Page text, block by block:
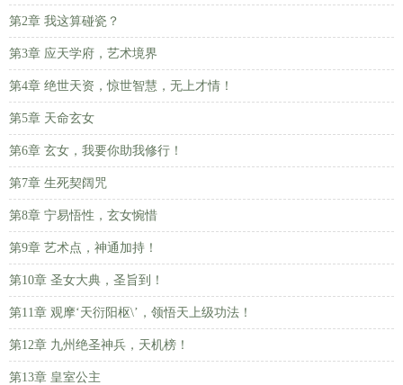
第2章 我这算碰瓷？
第3章 应天学府，艺术境界
第4章 绝世天资，惊世智慧，无上才情！
第5章 天命玄女
第6章 玄女，我要你助我修行！
第7章 生死契阔咒
第8章 宁易悟性，玄女惋惜
第9章 艺术点，神通加持！
第10章 圣女大典，圣旨到！
第11章 观摩‘天衍阳枢\’，领悟天上级功法！
第12章 九州绝圣神兵，天机榜！
第13章 皇室公主